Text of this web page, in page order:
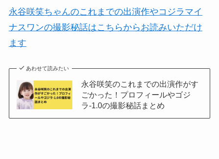
永谷咲笑ちゃんのこれまでの出演作やコジラマイ
ナスワンの撮影秘話はこちらからお読みいただけ
ます
あわせて読みたい
永谷咲笑のこれまでの出演作がす
ごかった！プロフィールやゴジ
ラ-1.0の撮影秘話まとめ